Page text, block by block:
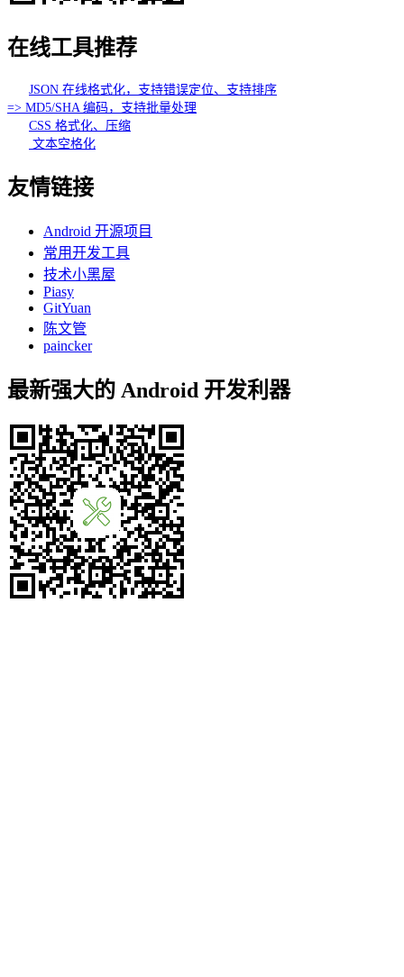
在线工具推荐
JSON 在线格式化，支持错误定位、支持排序
=> MD5/SHA 编码，支持批量处理
CSS 格式化、压缩
文本空格化
友情链接
Android 开源项目
常用开发工具
技术小黑屋
Piasy
GitYuan
陈文管
paincker
最新强大的 Android 开发利器